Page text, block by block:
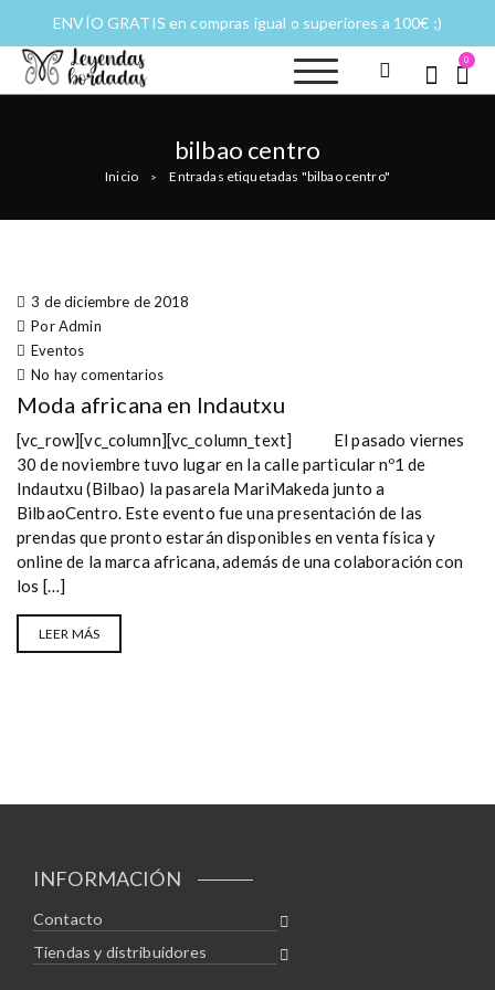
ENVÍO GRATIS en compras igual o superiores a 100€ ;)
Leyendas
0
bilbao centro
Inicio > Entradas etiquetadas "bilbao centro"
3 de diciembre de 2018
Por Admin
Eventos
No hay comentarios
Moda africana en Indautxu
[vc_row][vc_column][vc_column_text] El pasado viernes
30 de noviembre tuvo lugar en la calle particular nº1 de
Indautxu (Bilbao) la pasarela MariMakeda junto a
BilbaoCentro. Este evento fue una presentación de las
prendas que pronto estarán disponibles en venta física y
online de la marca africana, además de una colaboración con
los […]
LEER MÁS
INFORMACIÓN
Contacto
Tiendas y distribuidores